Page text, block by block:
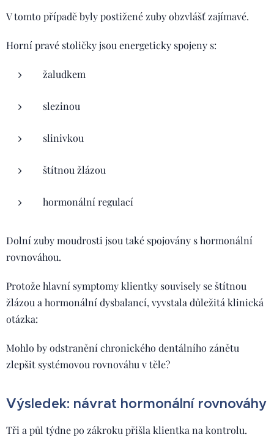
V tomto případě byly postižené zuby obzvlášť zajímavé.
Horní pravé stoličky jsou energeticky spojeny s:
žaludkem
slezinou
slinivkou
štítnou žlázou
hormonální regulací
Dolní zuby moudrosti jsou také spojovány s hormonální
rovnováhou.
Protože hlavní symptomy klientky souvisely se štítnou
žlázou a hormonální dysbalancí, vyvstala důležitá klinická
otázka:
Mohlo by odstranění chronického dentálního zánětu
zlepšit systémovou rovnováhu v těle?
Výsledek: návrat hormonální rovnováhy
Tři a půl týdne po zákroku přišla klientka na kontrolu.